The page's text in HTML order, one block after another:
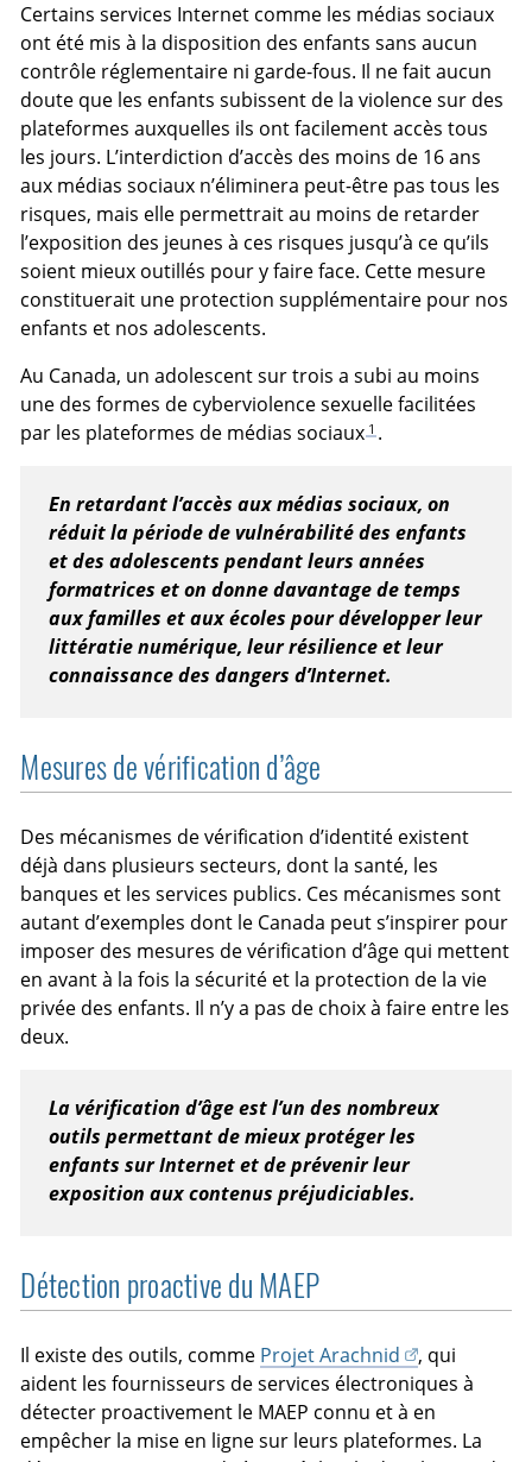
Certains services Internet comme les médias sociaux
ont été mis à la disposition des enfants sans aucun
contrôle réglementaire ni garde-fous. Il ne fait aucun
doute que les enfants subissent de la violence sur des
plateformes auxquelles ils ont facilement accès tous
les jours. L’interdiction d’accès des moins de 16 ans
aux médias sociaux n’éliminera peut-être pas tous les
risques, mais elle permettrait au moins de retarder
l’exposition des jeunes à ces risques jusqu’à ce qu’ils
soient mieux outillés pour y faire face. Cette mesure
constituerait une protection supplémentaire pour nos
enfants et nos adolescents.
Au Canada, un adolescent sur trois a subi au moins
une des formes de cyberviolence sexuelle facilitées
par les plateformes de médias sociaux 1 .
En retardant l’accès aux médias sociaux, on
réduit la période de vulnérabilité des enfants
et des adolescents pendant leurs années
formatrices et on donne davantage de temps
aux familles et aux écoles pour développer leur
littératie numérique, leur résilience et leur
connaissance des dangers d’Internet.
Mesures de vérification d’âge
Des mécanismes de vérification d’identité existent
déjà dans plusieurs secteurs, dont la santé, les
banques et les services publics. Ces mécanismes sont
autant d’exemples dont le Canada peut s’inspirer pour
imposer des mesures de vérification d’âge qui mettent
en avant à la fois la sécurité et la protection de la vie
privée des enfants. Il n’y a pas de choix à faire entre les
deux.
La vérification d’âge est l’un des nombreux
outils permettant de mieux protéger les
enfants sur Internet et de prévenir leur
exposition aux contenus préjudiciables.
Détection proactive du MAEP
Il existe des outils, comme Projet Arachnid
, qui
aident les fournisseurs de services électroniques à
détecter proactivement le MAEP connu et à en
empêcher la mise en ligne sur leurs plateformes. La